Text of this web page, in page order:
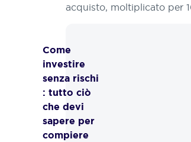
acquisto, moltiplicato per
Come ​​
investire ​
senza rischi​​​
: tutto ciò
che devi
sapere per
compiere